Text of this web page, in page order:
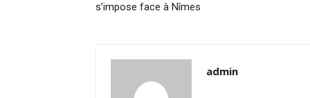
s’impose face à Nîmes
admin